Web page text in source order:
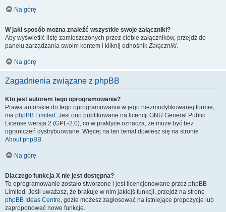
Na górę
W jaki sposób można znaleźć wszystkie swoje załączniki?
Aby wyświetlić listę zamieszczonych przez ciebie załączników, przejdź do
panelu zarządzania swoim kontem i kliknij odnośnikZałączniki.
Na górę
Zagadnienia związane z phpBB
Kto jest autorem tego oprogramowania?
Prawa autorskie do tego oprogramowania w jego niezmodyfikowanej formie,
ma phpBB Limited . Jest ono publikowane na licencji GNU General Public
License wersja 2 (GPL-2.0), co w praktyce oznacza, że może być bez
ograniczeń dystrybuowane. Więcej na ten temat dowiesz się na stronie
About phpBB.
Na górę
Dlaczego funkcja X nie jest dostępna?
To oprogramowanie zostało stworzone i jest licencjonowane przez phpBB
Limited. Jeśli uważasz, że brakuje w nim jakiejś funkcji, przejdź na stronę
phpBB Ideas Centre, gdzie możesz zagłosować na istniejące propozycje lub
zaproponować nowe funkcje.